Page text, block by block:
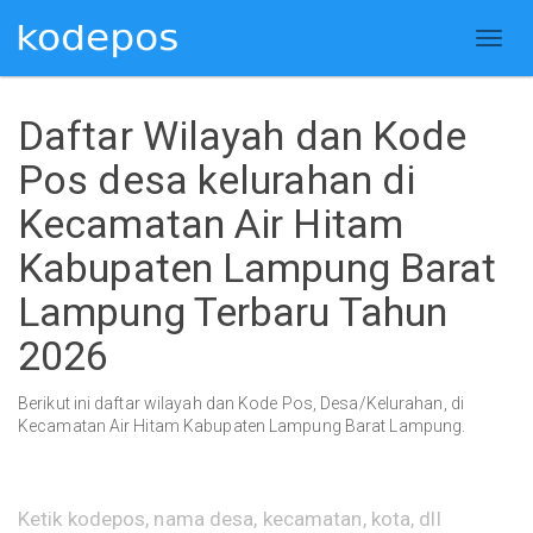
Daftar Wilayah dan Kode
Pos desa kelurahan di
Kecamatan Air Hitam
Kabupaten Lampung Barat
Lampung Terbaru Tahun
2026
Berikut ini daftar wilayah dan Kode Pos, Desa/Kelurahan, di
Kecamatan Air Hitam Kabupaten Lampung Barat Lampung.